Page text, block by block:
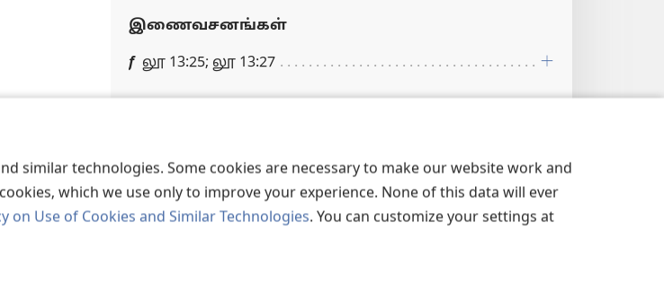
similar technologies. Some cookies are necessary to make our website work and
which we use only to improve your experience. None of this data will ever
on Use of Cookies and Similar Technologies. You can customize your settings at
இணைவசனங்கள்
f லூ 13:25; லூ 13:27
விழிப்புடன் இருங்கள்:ஆன்மீக ரீதியில் விழிப்புடன்
இருக்க வேண்டும் என்பதுதான் பத்துக்
கன்னிப்பெண்களைப் பற்றிய உவமை சொல்லும் செய்தி.​